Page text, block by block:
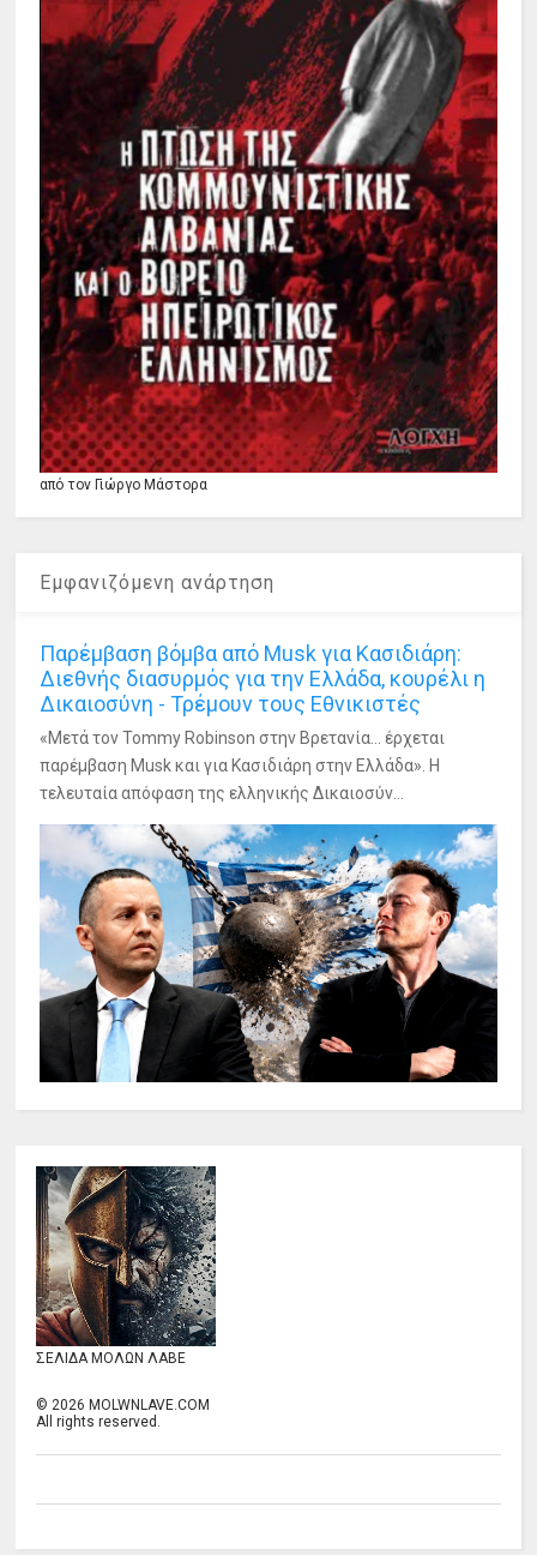
από τον Γιώργο Μάστορα
Εμφανιζόμενη ανάρτηση
Παρέμβαση βόμβα από Musk για Κασιδιάρη:
Διεθνής διασυρμός για την Ελλάδα, κουρέλι η
Δικαιοσύνη - Τρέμουν τους Εθνικιστές
«Μετά τον Tommy Robinson στην Βρετανία... έρχεται
παρέμβαση Musk και για Κασιδιάρη στην Ελλάδα». Η
τελευταία απόφαση της ελληνικής Δικαιοσύν...
ΣΕΛΙΔΑ ΜΟΛΩΝ ΛΑΒΕ
©2026 MOLWNLAVE.COM
All rights reserved.